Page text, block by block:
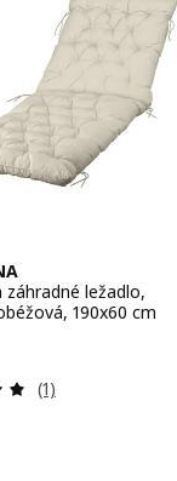
hodnotenie:
záhradné ležadlo,
190x60 cm
35
Prehľad: 5 z 5
(1)